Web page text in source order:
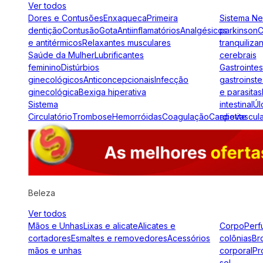
Ver todos
Dores e ContusõesEnxaquecaPrimeira
dentiçãoContusãoGotaAntiinflamatóriosAnalgésicos
e antitérmicosRelaxantes musculares
Saúde da MulherLubrificantes
femininoDistúrbios
ginecológicosAnticoncepcionaisInfecção
ginecológicaBexiga hiperativa
Sistema
CirculatórioTromboseHemorróidasCoagulação
Sistema
parkinson
cerebrais
e parasitas
intestinal
apetite
Beleza
Ver todos
Mãos e UnhasLixas e alicateAlicates e
cortadoresEsmaltes e removedoresAcessórios
mãos e unhas
Corpo
colônias
corporal